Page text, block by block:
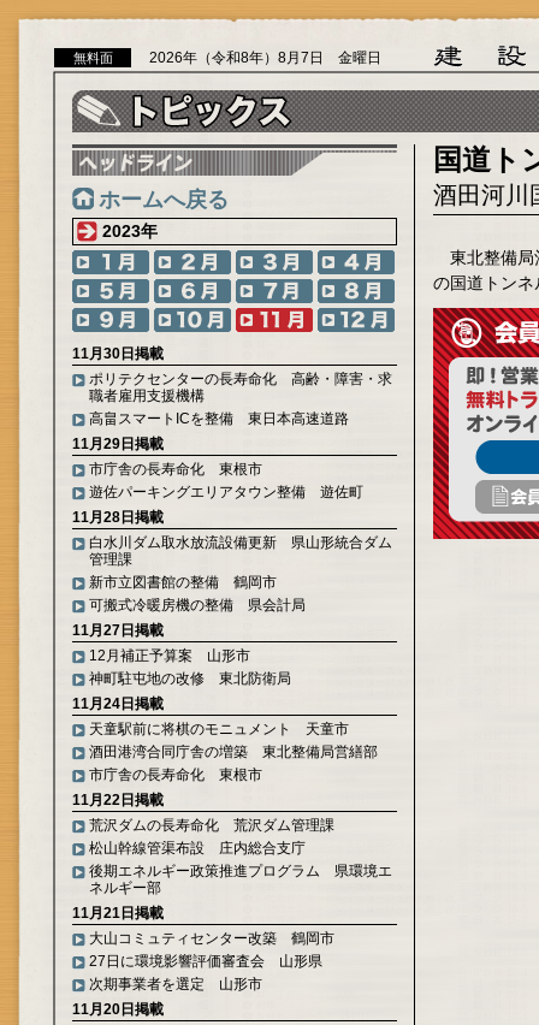
無料面 2026年（令和8年）8月7日 金曜日
ホームへ戻る
2023年
11月30日掲載
ポリテクセンターの長寿命化 高齢・障害・求
職者雇用支援機構
高畠スマートICを整備 東日本高速道路
11月29日掲載
市庁舎の長寿命化 東根市
遊佐パーキングエリアタウン整備 遊佐町
11月28日掲載
白水川ダム取水放流設備更新 県山形統合ダム
管理課
新市立図書館の整備 鶴岡市
可搬式冷暖房機の整備 県会計局
11月27日掲載
12月補正予算案 山形市
神町駐屯地の改修 東北防衛局
11月24日掲載
天童駅前に将棋のモニュメント 天童市
酒田港湾合同庁舎の増築 東北整備局営繕部
市庁舎の長寿命化 東根市
11月22日掲載
荒沢ダムの長寿命化 荒沢ダム管理課
松山幹線管渠布設 庄内総合支庁
後期エネルギー政策推進プログラム 県環境エ
ネルギー部
11月21日掲載
大山コミュティセンター改築 鶴岡市
27日に環境影響評価審査会 山形県
次期事業者を選定 山形市
11月20日掲載
国道ト
酒田河川
東北整備局
の国道トン